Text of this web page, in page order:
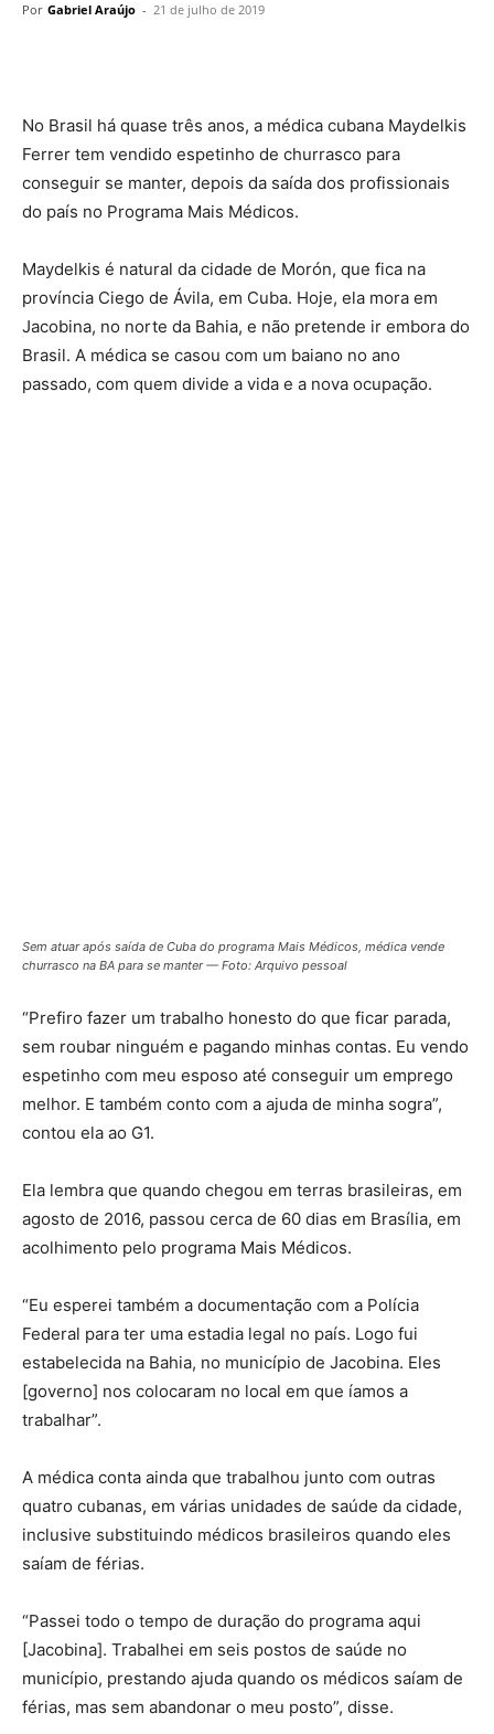
Por Gabriel Araújo - 21 de julho de 2019
No Brasil há quase três anos, a médica cubana Maydelkis
Ferrer tem vendido espetinho de churrasco para
conseguir se manter, depois da saída dos profissionais
do país no Programa Mais Médicos.
Maydelkis é natural da cidade de Morón, que fica na
província Ciego de Ávila, em Cuba. Hoje, ela mora em
Jacobina, no norte da Bahia, e não pretende ir embora do
Brasil. A médica se casou com um baiano no ano
passado, com quem divide a vida e a nova ocupação.
Sem atuar após saída de Cuba do programa Mais Médicos, médica vende
churrasco na BA para se manter — Foto: Arquivo pessoal
“Prefiro fazer um trabalho honesto do que ficar parada,
sem roubar ninguém e pagando minhas contas. Eu vendo
espetinho com meu esposo até conseguir um emprego
melhor. E também conto com a ajuda de minha sogra”,
contou ela ao G1.
Ela lembra que quando chegou em terras brasileiras, em
agosto de 2016, passou cerca de 60 dias em Brasília, em
acolhimento pelo programa Mais Médicos.
“Eu esperei também a documentação com a Polícia
Federal para ter uma estadia legal no país. Logo fui
estabelecida na Bahia, no município de Jacobina. Eles
[governo] nos colocaram no local em que íamos a
trabalhar”.
A médica conta ainda que trabalhou junto com outras
quatro cubanas, em várias unidades de saúde da cidade,
inclusive substituindo médicos brasileiros quando eles
saíam de férias.
“Passei todo o tempo de duração do programa aqui
[Jacobina]. Trabalhei em seis postos de saúde no
município, prestando ajuda quando os médicos saíam de
férias, mas sem abandonar o meu posto”, disse.